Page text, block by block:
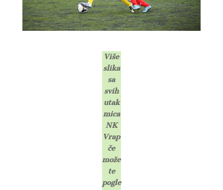
Više
slika
sa
svih
utak
mica
NK
Vrap
če
može
te
pogle